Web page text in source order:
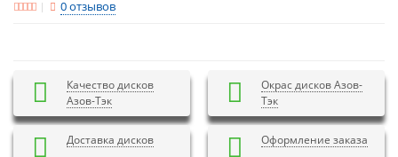
0 отзывов
Качество дисков
Азов-Тэк
Окрас дисков Азов-
Тэк
Доставка дисков Оформление заказа